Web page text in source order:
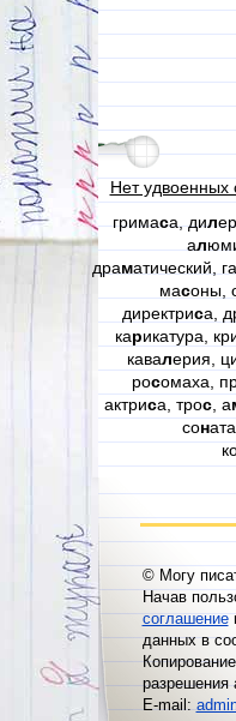
Нет удвоенных
гримаса, дил
ал
драматический, га
масоны,
директриса,
карикатура,
кавалерия,
росомаха,
актриса, трос, а
сон
© Могу
Начав
соглашение
данных в
разрешения
E-mail: